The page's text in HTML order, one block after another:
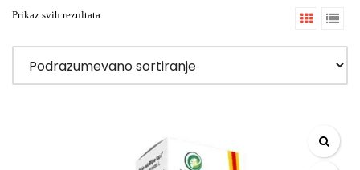
Prikaz svih rezultata